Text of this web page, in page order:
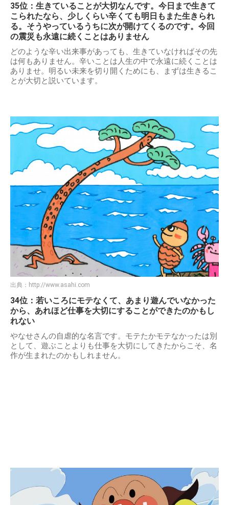
35位：生きていることが大切なんです。今日まで生きて
こられたなら、少しくらい辛くても明日もまた生きられ
る。そうやっているうちに次が開けてくるのです。今回
の震災も永遠に続くことはありません
どのような辛い出来事があっても、生きていなければその先
は何もありません。辛いことは人生の中で永遠に続くことは
ありませ。明るい未来を切り開くためにも、まずは生きるこ
とが大切と説いています。
出典： http://www.asahi.com
34位：若いころにモテなくて、あまり遊んでいなかった
から、あれほど仕事を大切にすることができたのかもし
れない
やなせさんの自虐的な名言です。モテたかモテなかったは別
として、遊ぶことよりも仕事を大切にしてきたからこそ、名
作が生まれたのかもしれません。